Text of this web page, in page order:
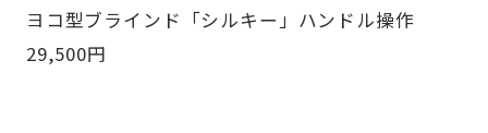
ヨコ型ブラインド「シルキー」ハンドル操作
29,500円